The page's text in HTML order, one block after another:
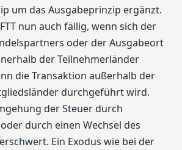
um das Ausgabeprinzip ergänzt.
nun auch fällig, wenn sich der
oder der Ausgabeort
der Teilnehmerländer
die Transaktion außerhalb der
durchgeführt wird.
der Steuer durch
durch einen Wechsel des
Ein Exodus wie bei der